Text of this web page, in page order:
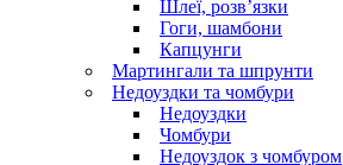
Шлеї, розв’язки
Гоги, шамбони
Капцунги
Мартингали та шпрунти
Недоуздки та чомбури
Недоуздки
Чомбури
Недоуздок з чомбуром